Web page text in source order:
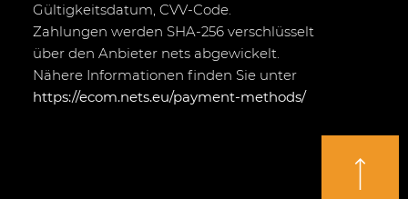
Gültigkeitsdatum, CVV-Code.
Zahlungen werden SHA-256 verschlüsselt
über den Anbieter nets abgewickelt.
Nähere Informationen finden Sie unter
https://ecom.nets.eu/payment-methods/